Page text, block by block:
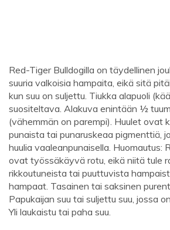
Red-Tiger Bulldogilla on täydellinen
suuria valkoisia hampaita, eikä sitä
kun suu on suljettu. Tiukka alapuoli
suositeltava. Alakuva enintään ½
(vähemmän on parempi). Huulet ovat
punaista tai punaruskeaa pigmenttiä,
huulia vaaleanpunaisella. Huomautus:
ovat työssäkäyvä rotu, eikä niitä tule
rikkoutuneista tai puuttuvista
hampaat. Tasainen tai saksinen
Papukaijan suu tai suljettu suu, jossa
Yli laukaistu tai paha suu.